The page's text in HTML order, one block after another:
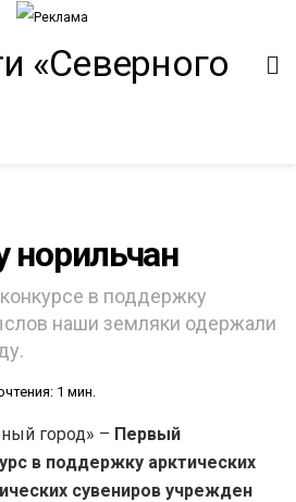
норильчан
в поддержку
наши земляки одержали
1 мин.
город» – Первый
в поддержку арктических
сувениров учрежден